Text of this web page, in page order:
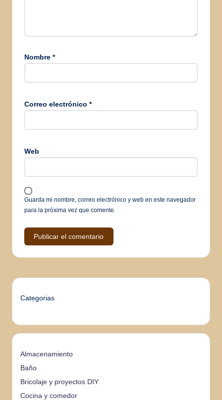
Nombre *
Correo electrónico *
Web
Guarda mi nombre, correo electrónico y web en este navegador
para la próxima vez que comente.
Categorias
Almacenamiento
Baño
Bricolaje y proyectos DIY
Cocina y comedor